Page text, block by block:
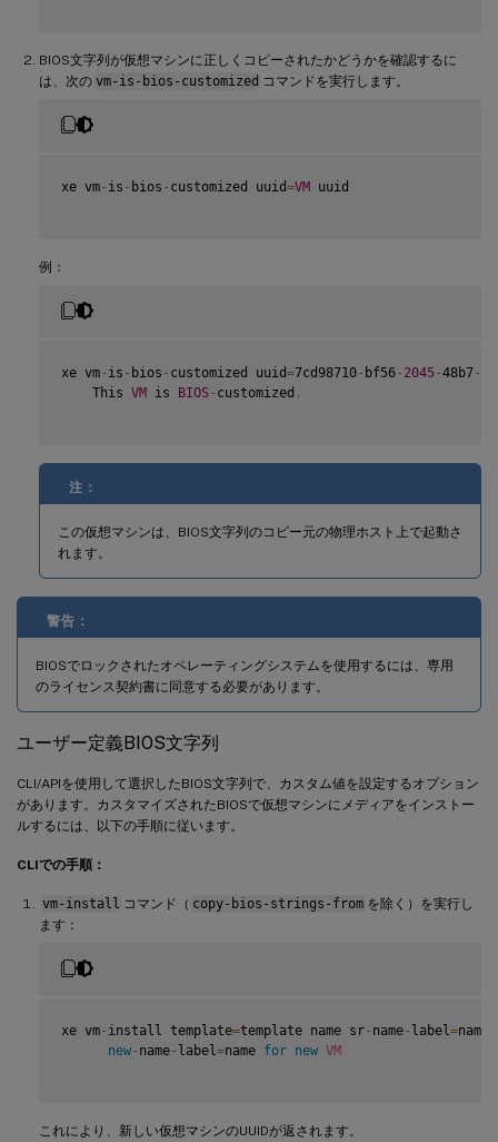
BIOS文字列が仮想マシンに正しくコピーされたかどうかを確認するに
は、次の vm-is-bios-customized コマンドを実行します。
xe vm- is - bios - customized uuid=VM uuid
例：
xe vm- is - bios - customized uuid=7cd98710- bf56- 2045 -48b7-
    This
VM is BIOS- customized .
注：
この仮想マシンは、BIOS文字列のコピー元の物理ホスト上で起動さ
れます。
警告：
BIOSでロックされたオペレーティングシステムを使用するには、専用
のライセンス契約書に同意する必要があります。
ユーザー定義BIOS文字列
CLI/APIを使用して選択したBIOS文字列で、カスタム値を設定するオプション
があります。カスタマイズされたBIOSで仮想マシンにメディアをインストー
ルするには、以下の⼿順に従います。
CLIでの手順：
vm-install コマンド（ copy-bios-strings-from を除く）を実行し
ます：
xe vm- install template=template name sr- name- label =name
new- name- label =name for new VM
これにより、新しい仮想マシンのUUIDが返されます。